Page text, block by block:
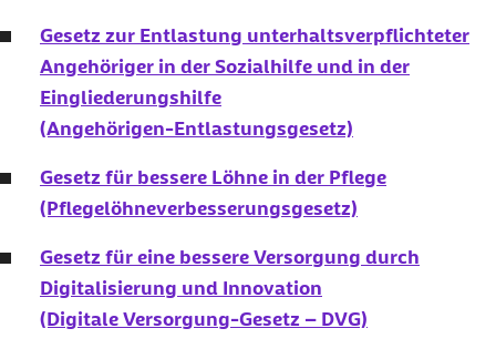
Gesetz zur Entlastung unterhaltsverpflichteter
Angehöriger in der Sozialhilfe und in der
Eingliederungshilfe
(Angehörigen-Entlastungsgesetz)
Gesetz für bessere Löhne in der Pflege
(Pflegelöhneverbesserungsgesetz)
Gesetz für eine bessere Versorgung durch
Digitalisierung und Innovation
(Digitale Versorgung-Gesetz – DVG)